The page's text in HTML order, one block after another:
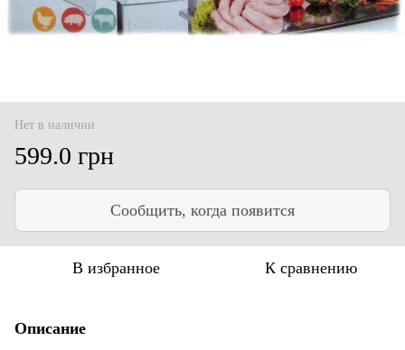
Нет в наличии
599.0 грн
Сообщить, когда появится
В избранное К сравнению
Описание